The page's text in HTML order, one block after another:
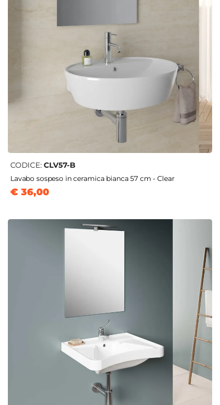
CODICE: CLV57-B
Lavabo sospeso in ceramica bianca 57 cm - Clear
€ 36,00